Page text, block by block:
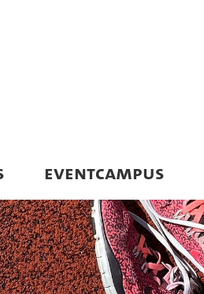
EVENTCAMPUS